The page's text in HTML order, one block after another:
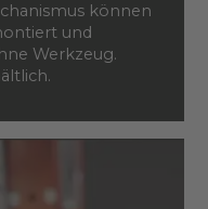
können
und
Werkzeug.